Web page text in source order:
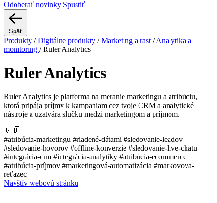
Odoberať novinky Spustiť
Späť
Produkty / Digitálne produkty / Marketing a rast / Analytika a
monitoring / Ruler Analytics
Ruler Analytics
Ruler Analytics je platforma na meranie marketingu a atribúciu,
ktorá pripája príjmy k kampaniam cez tvoje CRM a analytické
nástroje a uzatvára slučku medzi marketingom a príjmom.
🇬🇧
#atribúcia-marketingu #riadené-dátami #sledovanie-leadov
#sledovanie-hovorov #offline-konverzie #sledovanie-live-chatu
#integrácia-crm #integrácia-analytiky #atribúcia-ecommerce
#atribúcia-príjmov #marketingová-automatizácia #markovova-
reťazec
Navštív webovú stránku